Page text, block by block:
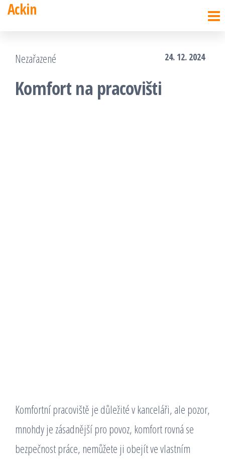
Přeskočit
Ackin
Nezařazené 24. 12. 2024
Komfort na pracovišti
Komfortní pracoviště je důležité v kanceláři, ale pozor,
mnohdy je zásadnější pro povoz, komfort rovná se
bezpečnost práce, nemůžete ji obejít ve vlastním